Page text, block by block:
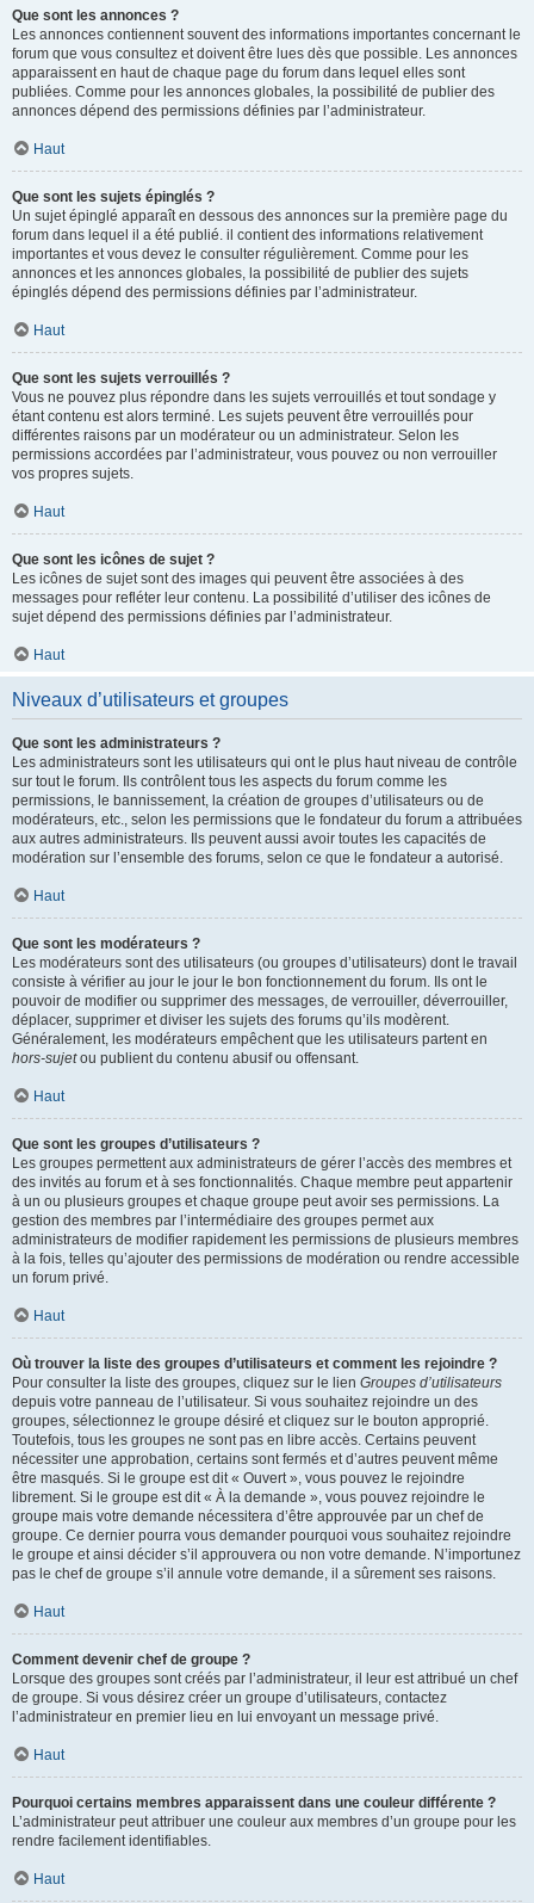
Que sont les annonces ?
Les annonces contiennent souvent des informations importantes concernant le
forum que vous consultez et doivent être lues dès que possible. Les annonces
apparaissent en haut de chaque page du forum dans lequel elles sont
publiées. Comme pour les annonces globales, la possibilité de publier des
annonces dépend des permissions définies par l’administrateur.
Haut
Que sont les sujets épinglés ?
Un sujet épinglé apparaît en dessous des annonces sur la première page du
forum dans lequel il a été publié. il contient des informations relativement
importantes et vous devez le consulter régulièrement. Comme pour les
annonces et les annonces globales, la possibilité de publier des sujets
épinglés dépend des permissions définies par l’administrateur.
Haut
Que sont les sujets verrouillés ?
Vous ne pouvez plus répondre dans les sujets verrouillés et tout sondage y
étant contenu est alors terminé. Les sujets peuvent être verrouillés pour
différentes raisons par un modérateur ou un administrateur. Selon les
permissions accordées par l’administrateur, vous pouvez ou non verrouiller
vos propres sujets.
Haut
Que sont les icônes de sujet ?
Les icônes de sujet sont des images qui peuvent être associées à des
messages pour refléter leur contenu. La possibilité d’utiliser des icônes de
sujet dépend des permissions définies par l’administrateur.
Haut
Niveaux d’utilisateurs et groupes
Que sont les administrateurs ?
Les administrateurs sont les utilisateurs qui ont le plus haut niveau de contrôle
sur tout le forum. Ils contrôlent tous les aspects du forum comme les
permissions, le bannissement, la création de groupes d’utilisateurs ou de
modérateurs, etc., selon les permissions que le fondateur du forum a attribuées
aux autres administrateurs. Ils peuvent aussi avoir toutes les capacités de
modération sur l’ensemble des forums, selon ce que le fondateur a autorisé.
Haut
Que sont les modérateurs ?
Les modérateurs sont des utilisateurs (ou groupes d’utilisateurs) dont le travail
consiste à vérifier au jour le jour le bon fonctionnement du forum. Ils ont le
pouvoir de modifier ou supprimer des messages, de verrouiller, déverrouiller,
déplacer, supprimer et diviser les sujets des forums qu’ils modèrent.
Généralement, les modérateurs empêchent que les utilisateurs partent en
hors-sujetou publient du contenu abusif ou offensant.
Haut
Que sont les groupes d’utilisateurs ?
Les groupes permettent aux administrateurs de gérer l’accès des membres et
des invités au forum et à ses fonctionnalités. Chaque membre peut appartenir
à un ou plusieurs groupes et chaque groupe peut avoir ses permissions. La
gestion des membres par l’intermédiaire des groupes permet aux
administrateurs de modifier rapidement les permissions de plusieurs membres
à la fois, telles qu’ajouter des permissions de modération ou rendre accessible
un forum privé.
Haut
Où trouver la liste des groupes d’utilisateurs et comment les rejoindre ?
Pour consulter la liste des groupes, cliquez sur le lien Groupes d’utilisateurs
depuis votre panneau de l’utilisateur. Si vous souhaitez rejoindre un des
groupes, sélectionnez le groupe désiré et cliquez sur le bouton approprié.
Toutefois, tous les groupes ne sont pas en libre accès. Certains peuvent
nécessiter une approbation, certains sont fermés et d’autres peuvent même
être masqués. Si le groupe est dit « Ouvert », vous pouvez le rejoindre
librement. Si le groupe est dit « À la demande », vous pouvez rejoindre le
groupe mais votre demande nécessitera d’être approuvée par un chef de
groupe. Ce dernier pourra vous demander pourquoi vous souhaitez rejoindre
le groupe et ainsi décider s’il approuvera ou non votre demande. N’importunez
pas le chef de groupe s’il annule votre demande, il a sûrement ses raisons.
Haut
Comment devenir chef de groupe ?
Lorsque des groupes sont créés par l’administrateur, il leur est attribué un chef
de groupe. Si vous désirez créer un groupe d’utilisateurs, contactez
l’administrateur en premier lieu en lui envoyant un message privé.
Haut
Pourquoi certains membres apparaissent dans une couleur différente ?
L’administrateur peut attribuer une couleur aux membres d’un groupe pour les
rendre facilement identifiables.
Haut